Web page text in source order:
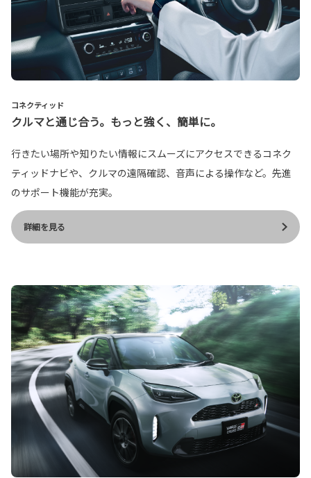
コネクティッド
クルマと通じ合う。もっと強く、簡単に。
行きたい場所や知りたい情報にスムーズにアクセスできるコネク
ティッドナビや、クルマの遠隔確認、音声による操作など。先進
のサポート機能が充実。
詳細を見る